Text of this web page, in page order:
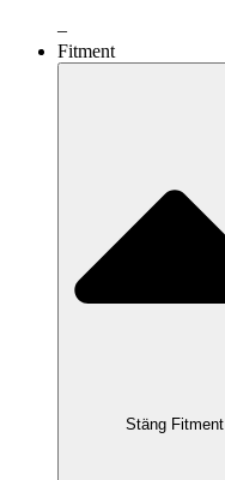
–
Fitment
Stäng Fitment